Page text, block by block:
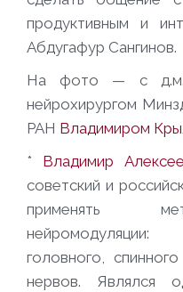
продуктивным и
Абдугафур Сангинов.
На фото — с
нейрохирургом
РАН Владимиром
* Владимир
советский и
применять
головного,
нервов. Являлся